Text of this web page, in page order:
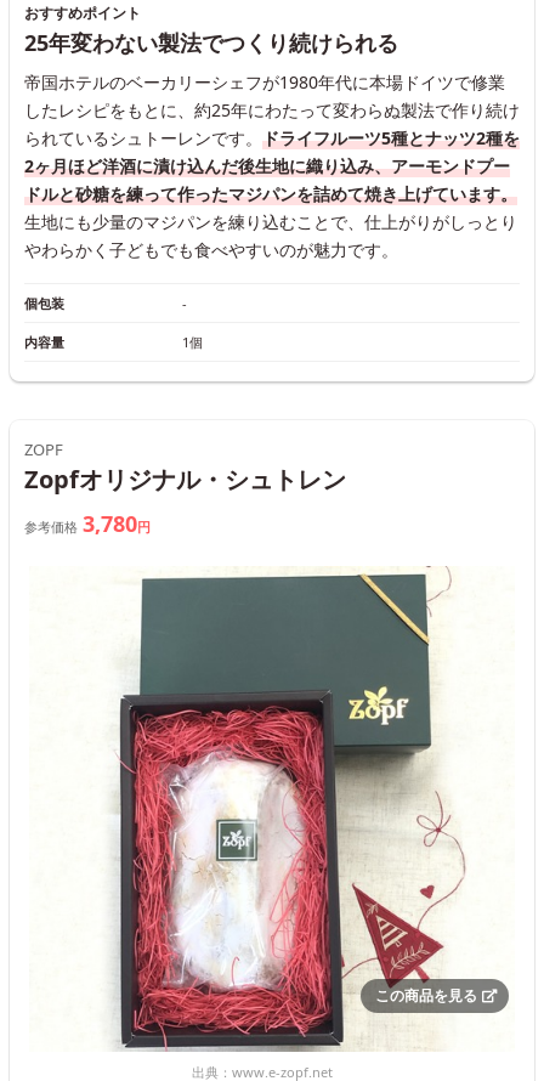
おすすめポイント
25年変わない製法でつくり続けられる
帝国ホテルのベーカリーシェフが1980年代に本場ドイツで修業
したレシピをもとに、約25年にわたって変わらぬ製法で作り続け
られているシュトーレンです。 ドライフルーツ5種とナッツ2種を
2ヶ月ほど洋酒に漬け込んだ後生地に織り込み、アーモンドプー
ドルと砂糖を練って作ったマジパンを詰めて焼き上げています。
生地にも少量のマジパンを練り込むことで、仕上がりがしっとり
やわらかく子どもでも食べやすいのが魅力です。
個包装 -
内容量 1個
ZOPF
Zopfオリジナル・シュトレン
参考価格 3,780円
この商品を見る
出典： www.e-zopf.net